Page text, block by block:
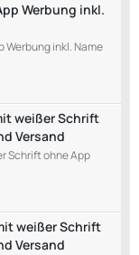
Werbung inkl.
Werbung inkl. Name
weißer Schrift
Versand
Schrift ohne App
weißer Schrift
Versand